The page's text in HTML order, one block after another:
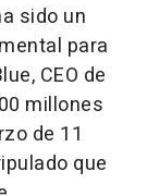
sido un
para
CEO de
millones
de 11
que